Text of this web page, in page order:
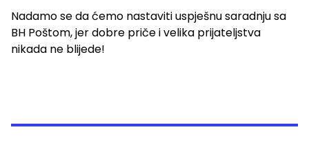
Nadamo se da ćemo nastaviti uspješnu saradnju sa
BH Poštom, jer dobre priče i velika prijateljstva
nikada ne blijede!